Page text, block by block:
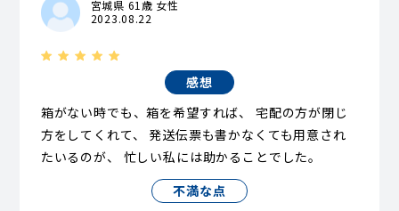
宮城県 61歳 女性
2023.08.22
感想
箱がない時でも、箱を希望すれば、 宅配の方が閉じ
方をしてくれて、 発送伝票も書かなくても用意され
たいるのが、 忙しい私には助かることでした。
不満な点